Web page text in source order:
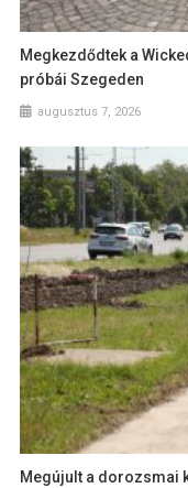
Megkezdődtek a
próbái Szegeden
augusztus 7, 2026
Megújult a dorozsmai